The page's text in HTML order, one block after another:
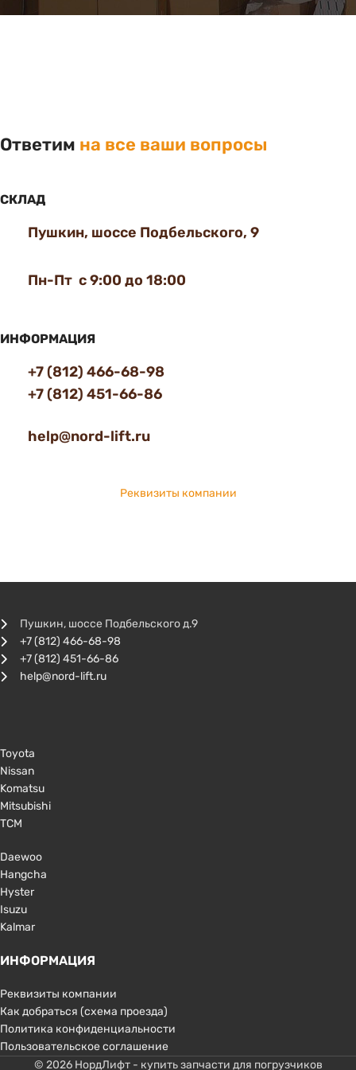
Ответим на все ваши вопросы
СКЛАД
Пушкин, шоссе Подбельского, 9
Пн-Пт с 9:00 до 18:00
ИНФОРМАЦИЯ
+7 (812) 466-68-98
+7 (812) 451-66-86
help@nord-lift.ru
Реквизиты компании
Пушкин, шоссе Подбельского д.9
+7 (812) 466-68-98
+7 (812) 451-66-86
help@nord-lift.ru
Toyota
Nissan
Komatsu
Mitsubishi
TCM
Daewoo
Hangcha
Hyster
Isuzu
Kalmar
ИНФОРМАЦИЯ
Реквизиты компании
Как добраться (схема проезда)
Политика конфиденциальности
Пользовательское соглашение
© 2026 НордЛифт - купить запчасти для погрузчиков